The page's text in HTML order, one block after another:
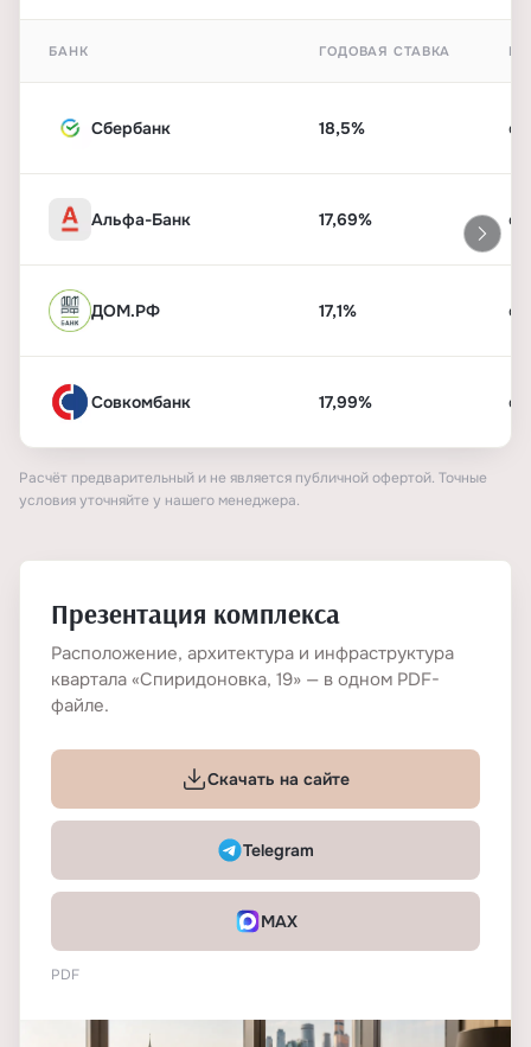
БАНК ГОДОВАЯ СТАВКА
Сбербанк 18,5%
Альфа-Банк 17,69%
ДОМ.РФ 17,1%
Совкомбанк 17,99%
Расчёт предварительный и не является публичной офертой. Точные
условия уточняйте у нашего менеджера.
Презентация комплекса
Расположение, архитектура и инфраструктура
квартала «Спиридоновка, 19» — в одном PDF-
файле.
Скачать на сайте
Telegram
MAX
PDF